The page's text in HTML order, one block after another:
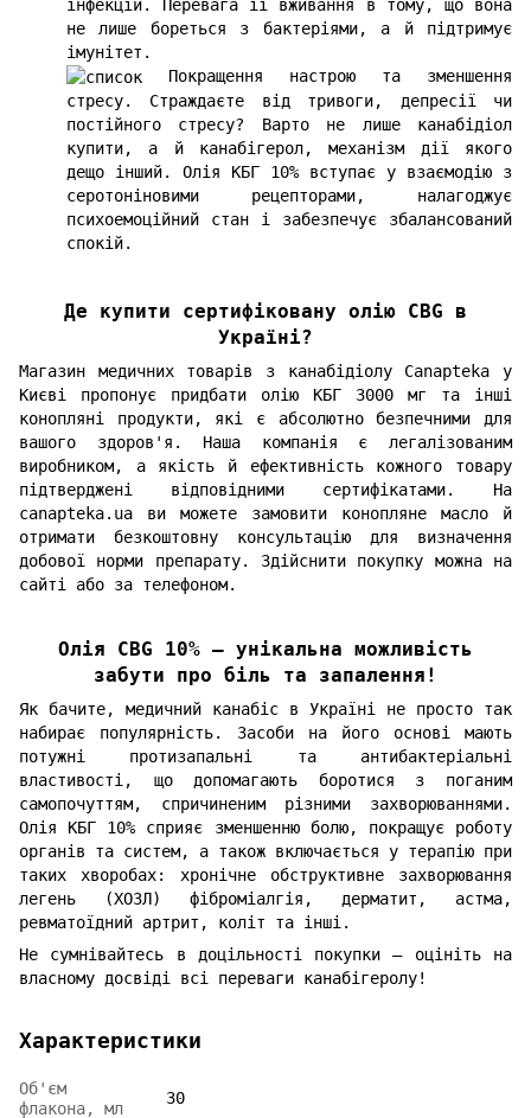
інфекцій. Перевага її вживання в тому, що вона
не лише бореться з бактеріями, а й підтримує
імунітет.
Покращення настрою та зменшення
стресу. Страждаєте від тривоги, депресії чи
постійного стресу? Варто не лише канабідіол
купити, а й канабігерол, механізм дії якого
дещо інший. Олія КБГ 10% вступає у взаємодію з
серотоніновими рецепторами, налагоджує
психоемоційний стан і забезпечує збалансований
спокій.
Де купити сертифіковану олію CBG в
Україні?
Магазин медичних товарів з канабідіолу Canapteka у
Києві пропонує придбати олію КБГ 3000 мг та інші
конопляні продукти, які є абсолютно безпечними для
вашого здоров'я. Наша компанія є легалізованим
виробником, а якість й ефективність кожного товару
підтверджені відповідними сертифікатами. На
canapteka.ua ви можете замовити конопляне масло й
отримати безкоштовну консультацію для визначення
добової норми препарату. Здійснити покупку можна на
сайті або за телефоном.
Олія CBG 10% – унікальна можливість
забути про біль та запалення!
Як бачите, медичний канабіс в Україні не просто так
набирає популярність. Засоби на його основі мають
потужні протизапальні та антибактеріальні
властивості, що допомагають боротися з поганим
самопочуттям, спричиненим різними захворюваннями.
Олія КБГ 10% сприяє зменшенню болю, покращує роботу
органів та систем, а також включається у терапію при
таких хворобах: хронічне обструктивне захворювання
легень (ХОЗЛ) фіброміалгія, дерматит, астма,
ревматоїдний артрит, коліт та інші.
Не сумнівайтесь в доцільності покупки – оцініть на
власному досвіді всі переваги канабігеролу!
Характеристики
Об'єм
флакона, мл
30